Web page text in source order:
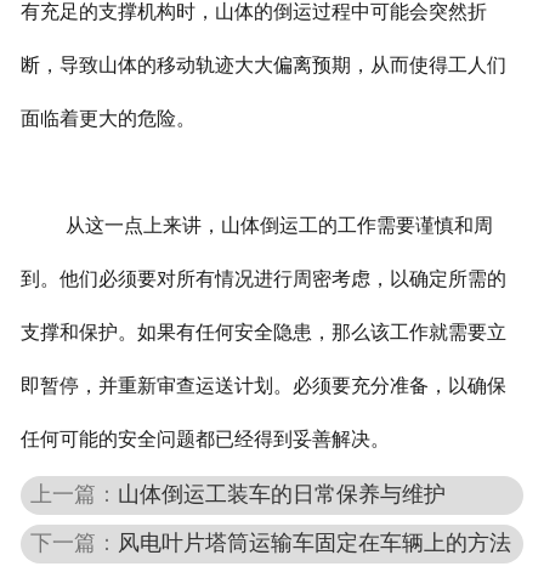
有充足的支撑机构时，山体的倒运过程中可能会突然折
断，导致山体的移动轨迹大大偏离预期，从而使得工人们
面临着更大的危险。
从这一点上来讲，山体倒运工的工作需要谨慎和周
到。他们必须要对所有情况进行周密考虑，以确定所需的
支撑和保护。如果有任何安全隐患，那么该工作就需要立
即暂停，并重新审查运送计划。必须要充分准备，以确保
任何可能的安全问题都已经得到妥善解决。
上一篇： 山体倒运工装车的日常保养与维护
下一篇： 风电叶片塔筒运输车固定在车辆上的方法